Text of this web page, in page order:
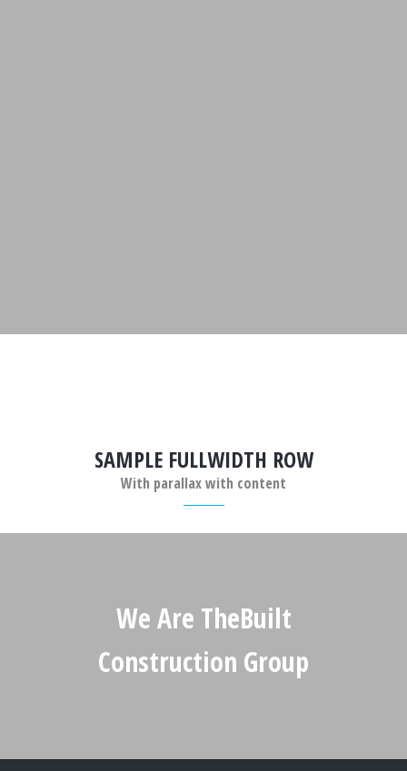
SAMPLE FULLWIDTH ROW
With parallax with content
We Are TheBuilt
Construction Group